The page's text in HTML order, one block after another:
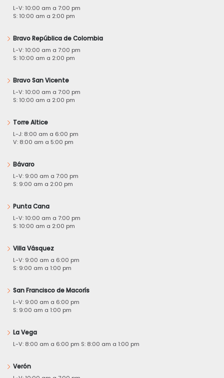
L-V: 10:00 am a 7:00 pm
S: 10:00 am a 2:00 pm
Bravo República de Colombia
L-V: 10:00 am a 7:00 pm
S: 10:00 am a 2:00 pm
Bravo San Vicente
L-V: 10:00 am a 7:00 pm
S: 10:00 am a 2:00 pm
Torre Altice
L-J: 8:00 am a 6:00 pm
V: 8:00 am a 5:00 pm
Bávaro
L-V: 9:00 am a 7:00 pm
S: 9:00 am a 2:00 pm
Punta Cana
L-V: 10:00 am a 7:00 pm
S: 10:00 am a 2:00 pm
Villa Vásquez
L-V: 9:00 am a 6:00 pm
S: 9:00 am a 1:00 pm
San Francisco de Macorís
L-V: 9:00 am a 6:00 pm
S: 9:00 am a 1:00 pm
La Vega
L-V: 8:00 am a 6:00 pm S: 8:00 am a 1:00 pm
Verón